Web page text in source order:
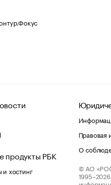
продукты РБК
хостинг
Правовая
О
© АО
1995–2026.